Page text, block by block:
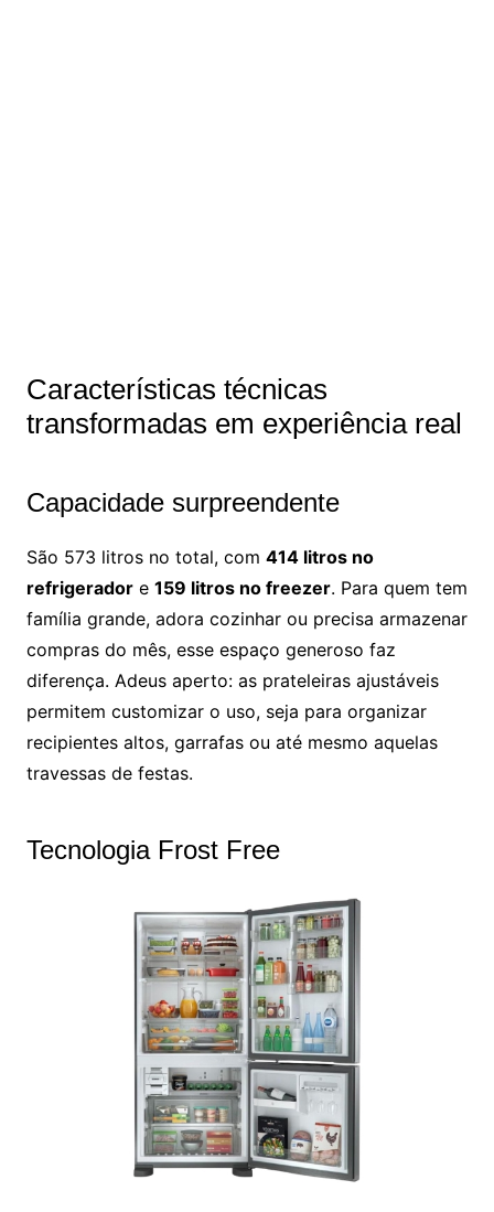
Características técnicas
transformadas em experiência real
Capacidade surpreendente
São 573 litros no total, com 414 litros no
refrigeradore 159 litros no freezer. Para quem tem
família grande, adora cozinhar ou precisa armazenar
compras do mês, esse espaço generoso faz
diferença. Adeus aperto: as prateleiras ajustáveis
permitem customizar o uso, seja para organizar
recipientes altos, garrafas ou até mesmo aquelas
travessas de festas.
Tecnologia Frost Free